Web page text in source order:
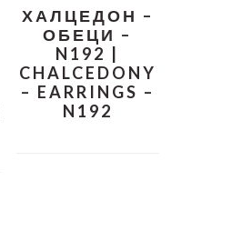
ХАЛЦЕДОН –
ОБЕЦИ –
N192 |
CHALCEDONY
– EARRINGS –
N192